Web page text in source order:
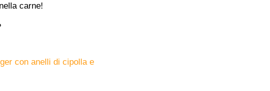
carne!
con anelli di cipolla e